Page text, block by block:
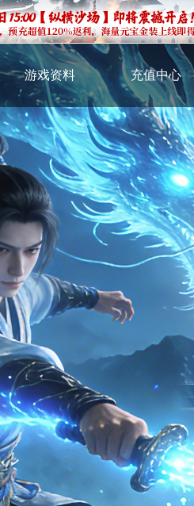
【西游】神兽版新版本
首款骑战回合制端游
《秦始皇
国战的号
回合制游戏
醉红楼
醉八仙
【西游】神兽版
游戏资料 充值中心
资料中心
新手指引
特色活动
游戏充值
充值帮助
礼包兑换